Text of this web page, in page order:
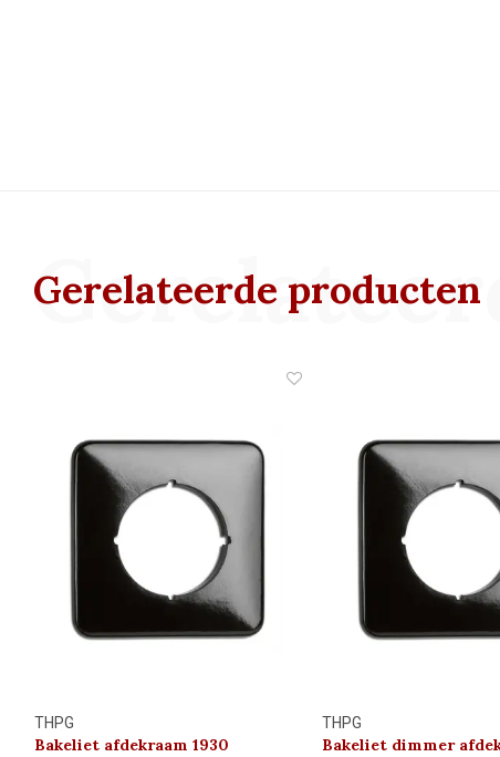
Gerelateerde producten
THPG
Bakeliet afdekraam 1930
THPG
Bakeliet dimmer